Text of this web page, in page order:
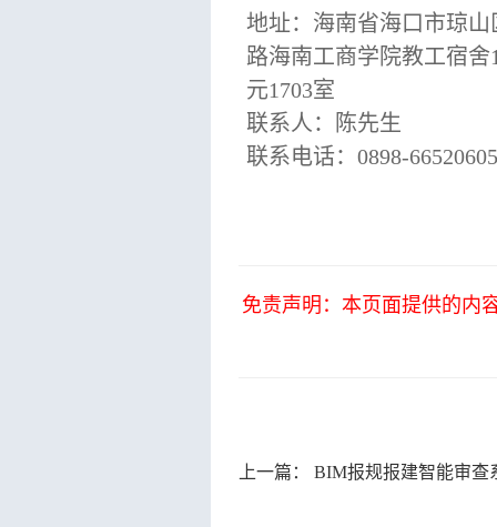
地址：海南省海口市琼山
路海南工商学院教工宿舍
元1703室
联系人：陈先生
联系电话： 0898-66520605
免责声明：本页面提供的内
上一篇： BIM报规报建智能审查